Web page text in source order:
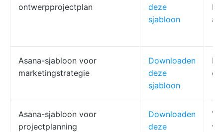
ontwerpprojectplan
deze
sjabloon
Asana-sjabloon voor
marketingstrategie
Downloaden
deze
sjabloon
Asana-sjabloon voor
projectplanning
Downloaden
deze